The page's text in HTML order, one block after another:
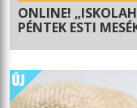
ONLINE!
PÉNTEK ESTI